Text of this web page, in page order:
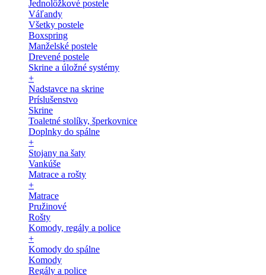
Jednolôžkové postele
Váľandy
Všetky postele
Boxspring
Manželské postele
Drevené postele
Skrine a úložné systémy
+
Nadstavce na skrine
Príslušenstvo
Skrine
Toaletné stolíky, šperkovnice
Doplnky do spálne
+
Stojany na šaty
Vankúše
Matrace a rošty
+
Matrace
Pružinové
Rošty
Komody, regály a police
+
Komody do spálne
Komody
Regály a police